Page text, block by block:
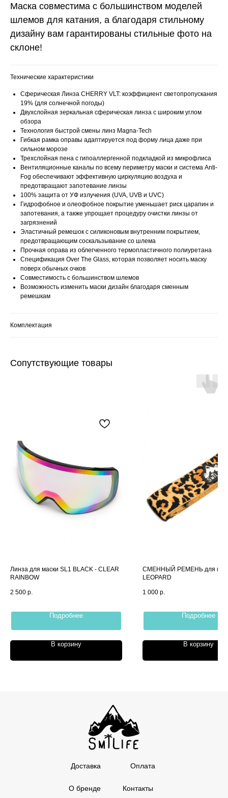
Маска совместима с большинством моделей
шлемов для катания, а благодаря стильному
дизайну вам гарантированы стильные фото на
склоне!
Технические характеристики
Сферическая Линза CHERRY VLT: коэффициент светопропускания
19% (для солнечной погоды)
Двухслойная зеркальная сферическая линза c широким углом
обзора
Технология быстрой смены линз Magna-Tech
Гибкая рамка оправы адаптируется под форму лица даже при
сильном морозе
Трехслойная пена с гипоаллергенной подкладкой из микрофлиса
Вентиляционные каналы по всему периметру маски и система Anti-
Fog обеспечивают эффективную циркуляцию воздуха и
предотвращают запотевание линзы
100% защита от УФ излучения (UVA, UVB и UVC)
Гидрофобное и олеофобное покрытие уменьшает риск царапин и
запотевания, а также упрощает процедуру очистки линзы от
загрязнений
Эластичный ремешок с силиконовым внутренним покрытием,
предотвращающим соскальзывание со шлема
Прочная оправа из облегченного термопластичного полиуретана
Спецификация Over The Glass, которая позволяет носить маску
поверх обычных очков
Совместимость с большинством шлемов
Возможность изменить маски дизайн благодаря сменным
ремешкам
Комплектация
Сопутствующие товары
Линза для маски SL1 BLACK - CLEAR
RAINBOW
2 500 р.
Подробнее
В корзину
СМЕННЫЙ РЕМЕНЬ для
LEOPARD
1 000 р.
Подробнее
В корзину
Оплата
Доставка
Контакты
О бренде